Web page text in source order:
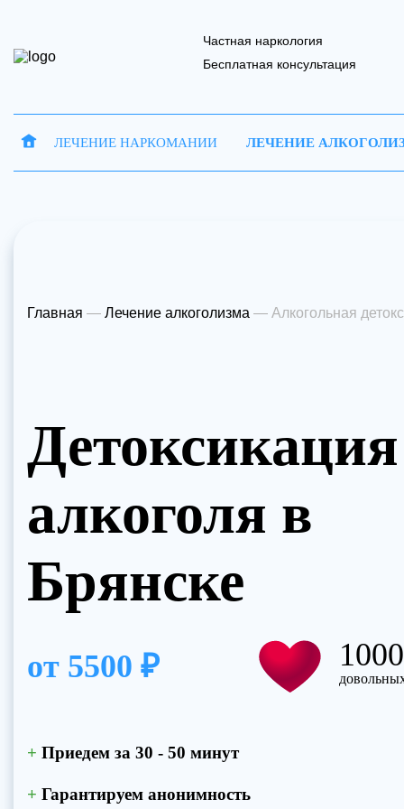
Частная наркология
Бесплатная консультация
ЛЕЧЕНИЕ НАРКОМАНИИ ЛЕЧЕНИЕ
Главная — Лечение алкоголизма — Алкогольная
алкоголя в
Брянске
от 5500 ₽
+ Приедем за 30 - 50 минут
+ Гарантируем анонимность
Запись на приём